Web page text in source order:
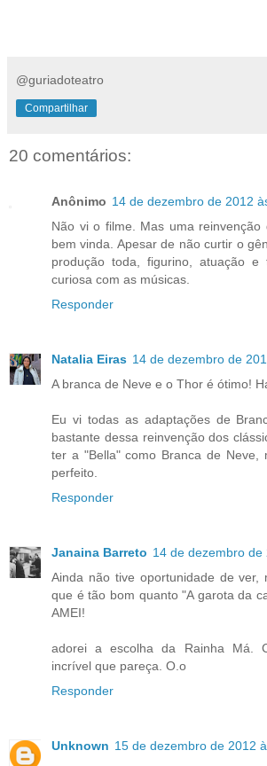
@guriadoteatro
Compartilhar
20 comentários:
Anônimo 14 de dezembro de 2012
Não vi o filme. Mas uma reinvenção
bem vinda. Apesar de não curtir o
produção toda, figurino, atuação
curiosa com as músicas.
Responder
Natalia Eiras 14 de dezembro de
A branca de Neve e o Thor é ótimo!
Eu vi todas as adaptações de
bastante dessa reinvenção dos
ter a "Bella" como Branca de Neve,
perfeito.
Responder
Janaina Barreto 14 de dezembro de
Ainda não tive oportunidade de ver,
que é tão bom quanto "A garota da
AMEI!
adorei a escolha da Rainha Má.
incrível que pareça. O.o
Responder
Unknown 15 de dezembro de 2012